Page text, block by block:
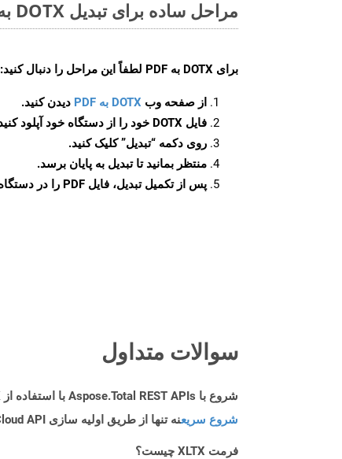
مراحل ساده برای تبدیل DOTX به PDF آنلاین
برای DOTX به PDF لطفاً این مراحل را دنبال کنید:
از صفحه وب DOTX به PDF
دیدن کنید.
فایل DOTX خود را از دستگاه خود آپلود کنید.
روی دکمه “تبدیل”کلیک کنید.
منتظر بمانید تا تبدیل به پایان برسد.
پس از تکمیل تبدیل، فایل PDF را در دستگاه خود دانلود کنید.
سوالات متداول
شروع با Aspose.Total REST APIs با استفاده از Python SDK: راهنمای مبتدی
شروع سریعنه تنها از طریق اولیه سازی Aspose.Total Cloud API راهنمایی می کند، بلکه به نصب کتابخانه های مورد نیاز نیز کمک می کند.
فرمت XLTX چیست؟